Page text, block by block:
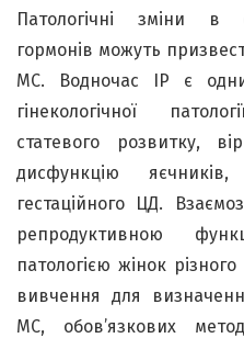
Патологічні зміни в
гормонів можуть
МС. Водночас ІР є
гінекологічної
статевого розвитку,
дисфункцію
гестаційного ЦД.
репродуктивною
патологією жінок
вивчення для
МС, обов’язкових